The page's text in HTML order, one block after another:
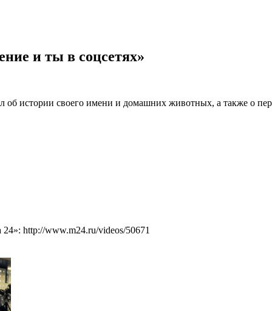
и ты в соцсетях»
истории своего имени и домашних животных, а также о
http://www.m24.ru/videos/50671